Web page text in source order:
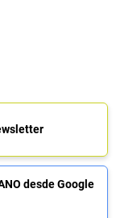
desde Google